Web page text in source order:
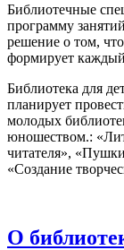
Библиотечные
программу
решение о том,
формирует каждый
Библиотека для
планирует
молодых
юношеством.:
читателя»,
«Создание
О